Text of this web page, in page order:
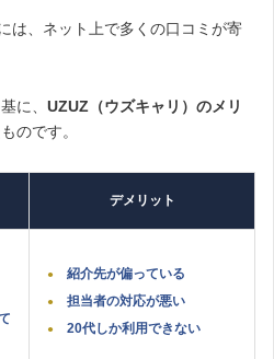
は、ネット上で多くの口コミが寄
に、 UZUZ（ウズキャリ）のメリ
のです。
デメリット
紹介先が偏っている
担当者の対応が悪い
20代しか利用できない